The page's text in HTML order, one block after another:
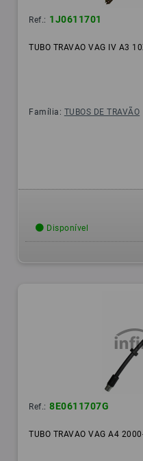
Ref.: 1J0611701
TUBO TRAVAO VAG IV A3
Família: TUBOS DE TRAVÃO
Disponível
Ref.: 8E0611707G
TUBO TRAVAO VAG A4